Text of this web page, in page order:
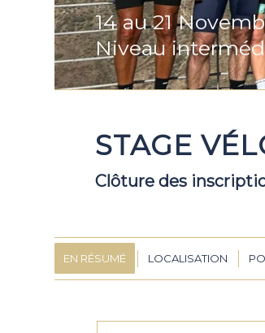
14 au 21
Niveau
STAGE
Clôture des
EN RÉSUMÉ LOCALISATION